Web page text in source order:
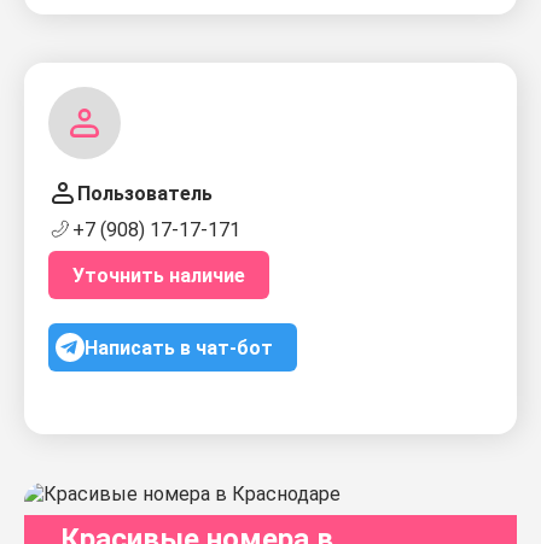
Пользователь
+7 (908) 17-17-171
Уточнить наличие
Написать в чат-бот